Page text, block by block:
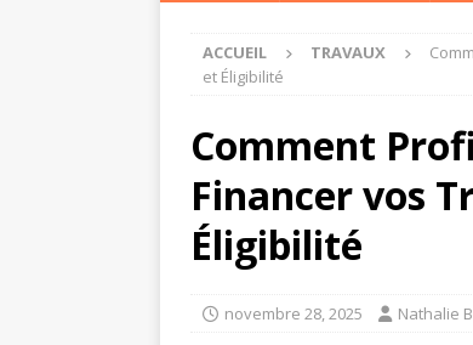
ACCUEIL TRAVAUX
et Éligibilité
Comment
Financer vos
Éligibilité
novembre 28, 2025 Nathalie